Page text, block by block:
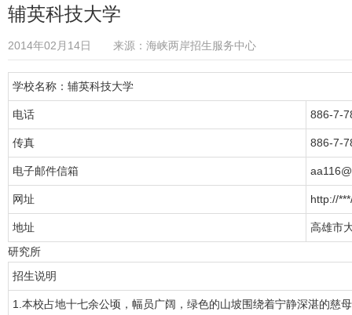
辅英科技大学
2014年02月14日 来源：海峡两岸招生服务中心
学校名称：辅英科技大学
电话 886-7-
传真 886-7-
电子邮件信箱
网址 http://
地址
高雄市
研究所
招生说明
1.本校占地十七余公顷，幅员广阔，绿色的山坡围绕着宁静深湛的慈